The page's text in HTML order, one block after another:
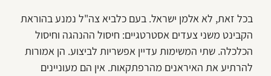
בכל זאת, לא אלמן ישראל. בעם כלביא צה"ל נמנע בהוראת
הקבינט משני צעדים אסטרטגיים: חיסול ההנהגה וחיסול
הכלכלה. שתי המשימות עדיין אפשריות לביצוע. הן אמורות
להרתיע את האיראנים מהרפתקאות. אין הם מעוניינים